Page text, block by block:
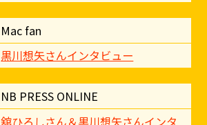
Mac fan
黒川想矢さんインタビュー
NB PRESS ONLINE
舘ひろしさん＆黒川想矢さんインタ